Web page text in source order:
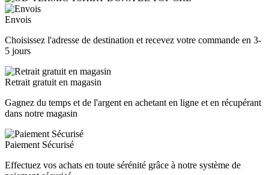
Envois
Choisissez l'adresse de destination et recevez votre commande en 3-
5 jours
Retrait gratuit en magasin
Gagnez du temps et de l'argent en achetant en ligne et en récupérant
dans notre magasin
Paiement Sécurisé
Effectuez vos achats en toute sérénité grâce à notre système de